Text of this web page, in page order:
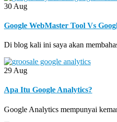
30 Aug
Google WebMaster Tool Vs
Di blog kali ini saya akan
29 Aug
Apa Itu Google Analytics?
Google Analytics mempunyai